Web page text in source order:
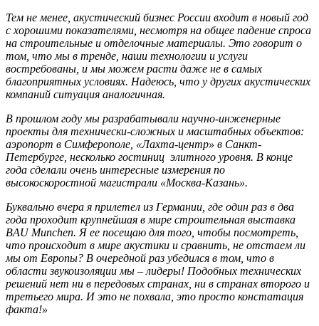
Тем не менее, акустический бизнес России входит в новый год
с хорошими показателями, несмотря на общее падение спроса
на строительные и отделочные материалы. Это говорит о
том, что мы в тренде, наши технологии и услуги
востребованы, и мы можем расти даже не в самых
благоприятных условиях. Надеюсь, что у других акустических
компаний ситуация аналогичная.
В прошлом году мы разрабатывали научно-инженерные
проекты для технически-сложных и масштабных объектов:
аэропорт в Симферополе, «Лахта-центр» в Санкт-
Петербурге, несколько гостиниц элитного уровня. В конце
года сделали очень интересные измерения по
высокоскоростной магистрали «Москва-Казань».
Буквально вчера я прилетел из Германии, где один раз в два
года проходит крупнейшая в мире строительная выставка
BAU Munсhen. Я ее посещаю для того, чтобы посмотреть,
что происходит в мире акустики и сравнить, не отстаем ли
мы от Европы? В очередной раз убедился в том, что в
области звукоизоляции мы – лидеры! Подобных технических
решений нет ни в передовых странах, ни в странах второго и
третьего мира. И это не похвала, это просто констатация
факта!»